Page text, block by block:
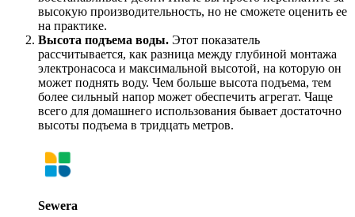
высокую производительность, но не сможете оценить ее
на практике.
Высота подъема воды. Этот показатель
рассчитывается, как разница между глубиной монтажа
электронасоса и максимальной высотой, на которую он
может поднять воду. Чем больше высота подъема, тем
более сильный напор может обеспечить агрегат. Чаще
всего для домашнего использования бывает достаточно
высоты подъема в тридцать метров.
Sewera